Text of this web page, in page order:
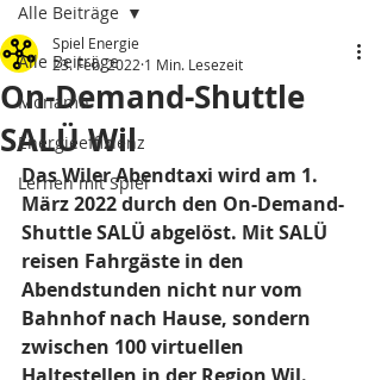
Alle Beiträge
Monamo
Energieeffizienz
Lernen mit Spiel
Alle Beiträge
On-Demand-Shuttle
SALÜ Wil
Spiel Energie
23. Feb. 2022 1 Min. Lesezeit
Das Wiler Abendtaxi wird am 1.
März 2022 durch den On-Demand-
Shuttle SALÜ abgelöst. Mit SALÜ
reisen Fahrgäste in den
Abendstunden nicht nur vom
Bahnhof nach Hause, sondern
zwischen 100 virtuellen